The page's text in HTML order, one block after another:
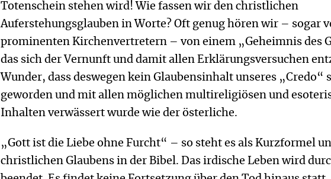
Totenschein stehen wird! Wie fassen wir den christlichen
Auferstehungsglauben in Worte? Oft genug hören wir – sogar
prominenten Kirchenvertretern – von einem „Geheimnis des
das sich der Vernunft und damit allen Erklärungsversuchen
Wunder, dass deswegen kein Glaubensinhalt unseres „Credo“
geworden und mit allen möglichen multireligiösen und
Inhalten verwässert wurde wie der österliche.
„Gott ist die Liebe ohne Furcht“ – so steht es als Kurzformel
christlichen Glaubens in der Bibel. Das irdische Leben wird